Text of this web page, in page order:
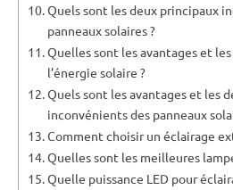
Quels sont les deux principaux
panneaux solaires ?
Quelles sont les avantages et
l’énergie solaire ?
Quels sont les avantages et les
inconvénients des panneaux
Comment choisir un éclairage
Quelles sont les meilleures
Quelle puissance LED pour